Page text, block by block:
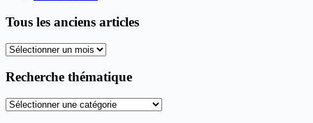
Tous les anciens articles
Tous
anciens
Recherche thématique
Recherche